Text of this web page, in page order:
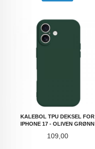
KALEBOL TPU DEKSEL FOR
IPHONE 17 - OLIVEN GRØNN
Pris
109,00